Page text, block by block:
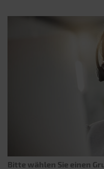
Bitte wählen Sie einen